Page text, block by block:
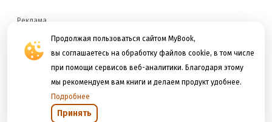
Продолжая пользоваться сайтом MyBook,
вы соглашаетесь на обработку файлов cookie, в том числе
при помощи сервисов веб-аналитики. Благодаря этому
мы рекомендуем вам книги и делаем продукт удобнее.
Подробнее
Принять
Реклама
reklama@litres.ru
Мы принимаем к оплате